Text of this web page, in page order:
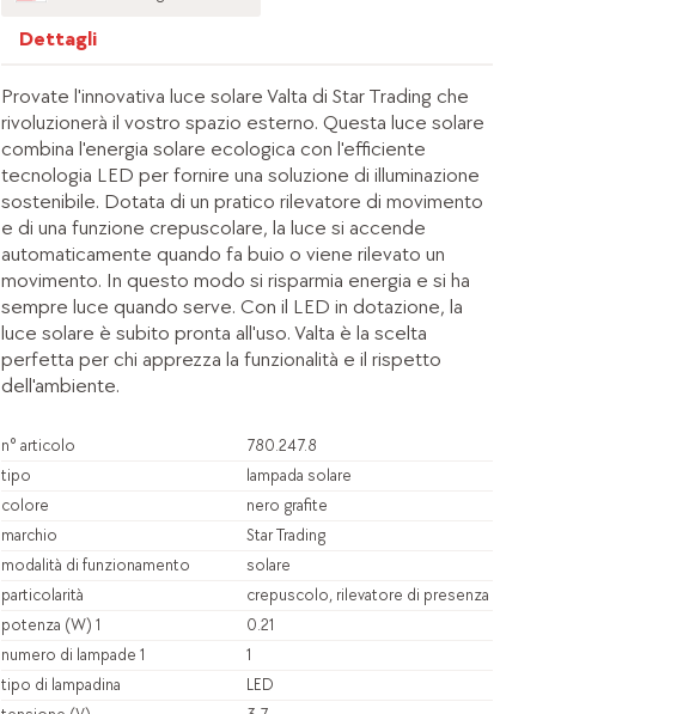
Dettagli
Provate l'innovativa luce solare Valta di Star Trading che
rivoluzionerà il vostro spazio esterno. Questa luce solare
combina l'energia solare ecologica con l'efficiente
tecnologia LED per fornire una soluzione di illuminazione
sostenibile. Dotata di un pratico rilevatore di movimento
e di una funzione crepuscolare, la luce si accende
automaticamente quando fa buio o viene rilevato un
movimento. In questo modo si risparmia energia e si ha
sempre luce quando serve. Con il LED in dotazione, la
luce solare è subito pronta all'uso. Valta è la scelta
perfetta per chi apprezza la funzionalità e il rispetto
dell'ambiente.
n° articolo
780.247.8
tipo
lampada solare
colore
nero grafite
marchio
Star Trading
modalità di funzionamento
solare
particolarità
crepuscolo, rilevatore di presenza
potenza (W) 1
0.21
numero di lampade 1
1
tipo di lampadina
LED